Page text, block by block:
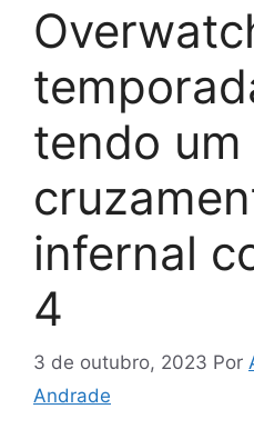
tendo um
infernal
4
3 de outubro, 2023 Por
Andrade